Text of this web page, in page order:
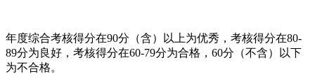
年度综合考核得分在90分（含）以上为优秀，考核得分在80-
89分为良好，考核得分在60-79分为合格，60分（不含）以下
为不合格。